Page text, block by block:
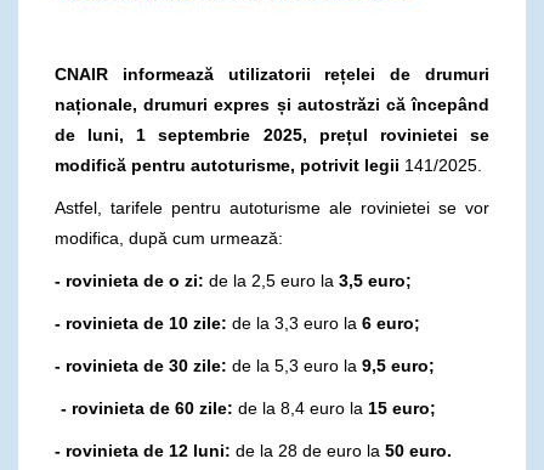
CNAIR informează utilizatorii rețelei de drumuri
naționale, drumuri expres și autostrăzi că începând
de luni, 1 septembrie 2025, prețul rovinietei se
modifică pentru autoturisme, potrivit legii 141/2025.
Astfel, tarifele pentru autoturisme ale rovinietei se vor
modifica, după cum urmează:
- rovinieta de o zi: de la 2,5 euro la 3,5 euro;
- rovinieta de 10 zile: de la 3,3 euro la 6 euro;
- rovinieta de 30 zile: de la 5,3 euro la 9,5 euro;
- rovinieta de 60 zile: de la 8,4 euro la 15 euro;
- rovinieta de 12 luni: de la 28 de euro la 50 euro.